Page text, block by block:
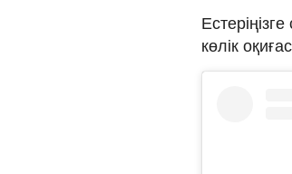
көлік